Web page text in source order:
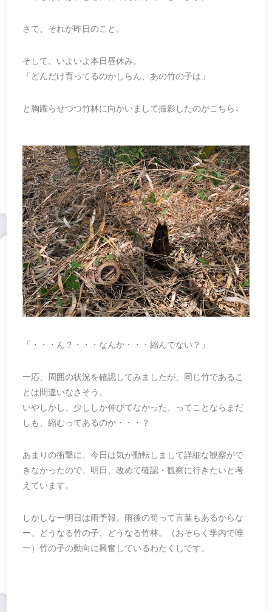
さて、それが昨日のこと。
そして、いよいよ本日昼休み。
「どんだけ育ってるのかしらん、あの竹の子は」
と胸躍らせつつ竹林に向かいまして撮影したのがこちら↓
「・・・ん？・・・なんか・・・縮んでない？」
一応、周囲の状況を確認してみましたが、同じ竹であるこ
とは間違いなさそう。
いやしかし、少ししか伸びてなかった、ってことならまだ
しも、縮むってあるのか・・・？
あまりの衝撃に、今日は気が動転しまして詳細な観察がで
きなかったので、明日、改めて確認・観察に行きたいと考
えています。
しかしなー明日は雨予報。雨後の筍って言葉もあるからな
ー。どうなる竹の子、どうなる竹林。（おそらく学内で唯
一）竹の子の動向に興奮しているわたくしです。